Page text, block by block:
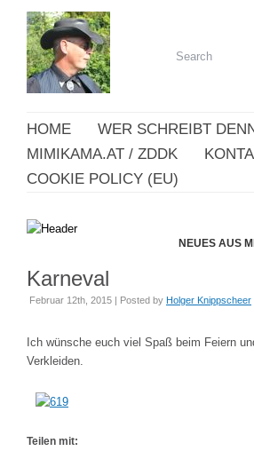
HOME
WER SCHREIBT
MIMIKAMA.AT / ZDDK
COOKIE POLICY (EU)
NEUES AUS
Karneval
Februar 12th, 2015 | Posted by Holger Knippscheer
Ich wünsche euch viel Spaß beim Feiern
Verkleiden.
Teilen mit: